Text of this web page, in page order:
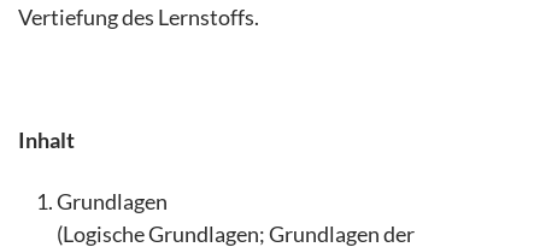
Vertiefung des Lernstoffs.
Inhalt
Grundlagen
(Logische Grundlagen; Grundlagen der